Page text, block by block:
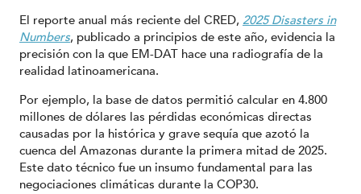
El reporte anual más reciente del CRED, 2025 Disasters in
Numbers, publicado a principios de este año, evidencia la
precisión con la que EM-DAT hace una radiografía de la
realidad latinoamericana.
Por ejemplo, la base de datos permitió calcular en 4.800
millones de dólares las pérdidas económicas directas
causadas por la histórica y grave sequía que azotó la
cuenca del Amazonas durante la primera mitad de 2025.
Este dato técnico fue un insumo fundamental para las
negociaciones climáticas durante la COP30.